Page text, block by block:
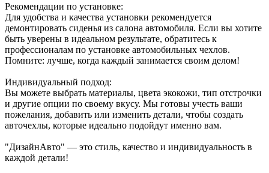
Рекомендации по установке:
Для удобства и качества установки рекомендуется
демонтировать сиденья из салона автомобиля. Если вы хотите
быть уверены в идеальном результате, обратитесь к
профессионалам по установке автомобильных чехлов.
Помните: лучше, когда каждый занимается своим делом!
Индивидуальный подход:
Вы можете выбрать материалы, цвета экокожи, тип отстрочки
и другие опции по своему вкусу. Мы готовы учесть ваши
пожелания, добавить или изменить детали, чтобы создать
авточехлы, которые идеально подойдут именно вам.
"ДизайнАвто" — это стиль, качество и индивидуальность в
каждой детали!